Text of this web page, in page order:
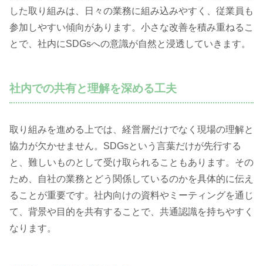
した取り組みは、日々の業務に組み込みやすく、従業員も
参加しやすい傾向があります。小さな改善を積み重ねるこ
とで、社内にSDGsへの意識が自然と浸透していきます。
社内での共有と理解を深める工夫
取り組みを進める上では、経営層だけでなく現場の理解と
協力が欠かせません。SDGsという言葉だけが先行する
と、難しいものとして受け取られることもあります。その
ため、自社の業務とどう関係しているのかを具体的に伝え
ることが重要です。社内向けの資料やミーティングを通じ
て、背景や目的を共有することで、共通認識を持ちやすく
なります。